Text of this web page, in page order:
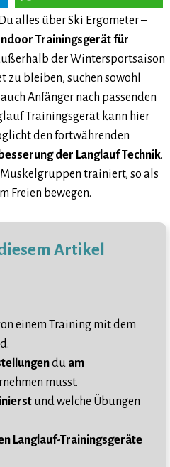
alles über Ski Ergometer –
Trainingsgerät für
der Wintersportsaison
bleiben, suchen sowohl
Anfänger nach passenden
Trainingsgerät kann hier
den fortwährenden
der Langlauf Technik.
trainiert, so als
Freien bewegen.
Artikel
einem Training mit dem
du am
musst.
und welche Übungen
Langlauf-Trainingsgeräte